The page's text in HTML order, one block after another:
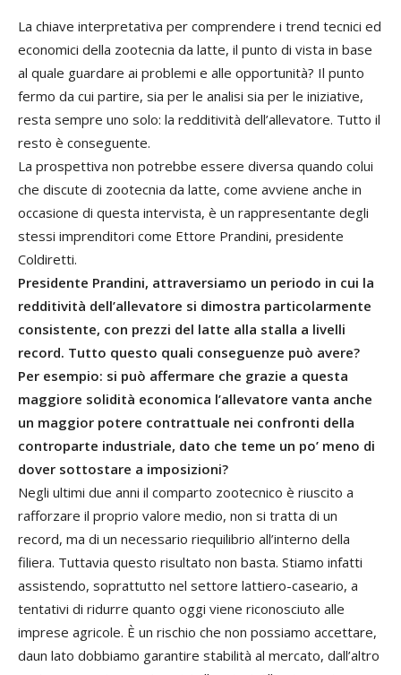
La chiave interpretativa per comprendere i trend tecnici ed
economici della zootecnia da latte, il punto di vista in base
al quale guardare ai problemi e alle opportunità? Il punto
fermo da cui partire, sia per le analisi sia per le iniziative,
resta sempre uno solo: la redditività dell’allevatore. Tutto il
resto è conseguente.
La prospettiva non potrebbe essere diversa quando colui
che discute di zootecnia da latte, come avviene anche in
occasione di questa intervista, è un rappresentante degli
stessi imprenditori come Ettore Prandini, presidente
Coldiretti.
Presidente Prandini, attraversiamo un periodo in cui la
redditività dell’allevatore si dimostra particolarmente
consistente, con prezzi del latte alla stalla a livelli
record. Tutto questo quali conseguenze può avere?
Per esempio: si può affermare che grazie a questa
maggiore solidità economica l’allevatore vanta anche
un maggior potere contrattuale nei confronti della
controparte industriale, dato che teme un po’ meno di
dover sottostare a imposizioni?
Negli ultimi due anni il comparto zootecnico è riuscito a
rafforzare il proprio valore medio, non si tratta di un
record, ma di un necessario riequilibrio all’interno della
filiera. Tuttavia questo risultato non basta. Stiamo infatti
assistendo, soprattutto nel settore lattiero-caseario, a
tentativi di ridurre quanto oggi viene riconosciuto alle
imprese agricole. È un rischio che non possiamo accettare,
daun lato dobbiamo garantire stabilità al mercato, dall’altro